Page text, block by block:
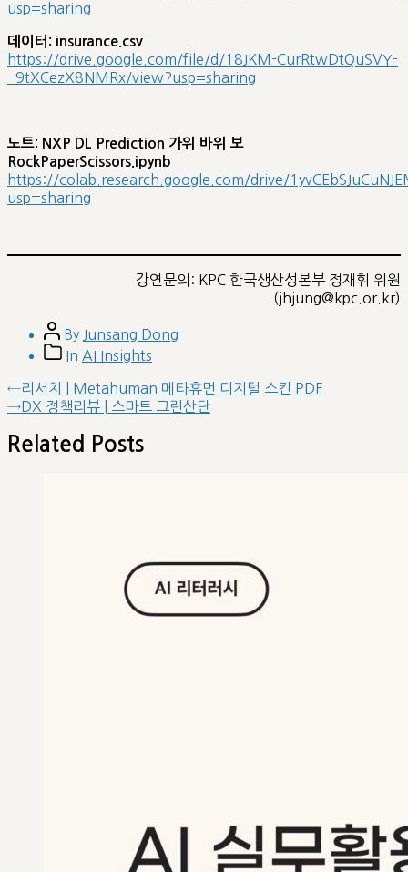
usp=sharing
데이터: insurance.csv
https://drive.google.com/file/d/18JKM-CurRtwDtQuSVY-
_9tXCezX8NMRx/view?usp=sharing
노트: NXP DL Prediction 가위 바위 보
RockPaperScissors.ipynb
https://colab.research.google.com/drive/
usp=sharing
강연문의: KPC 한국생산성본부 정재휘 위원
(jhjung@kpc.or.kr)
Post
author
By Junsang Dong
PostIn AI Insights
글
내
비
게
←Previous
post:
리서치 | Metahuman 메타휴먼 디지털 스킨 PDF
→Next
DX 정책리뷰 | 스마트 그린산단
Related Posts